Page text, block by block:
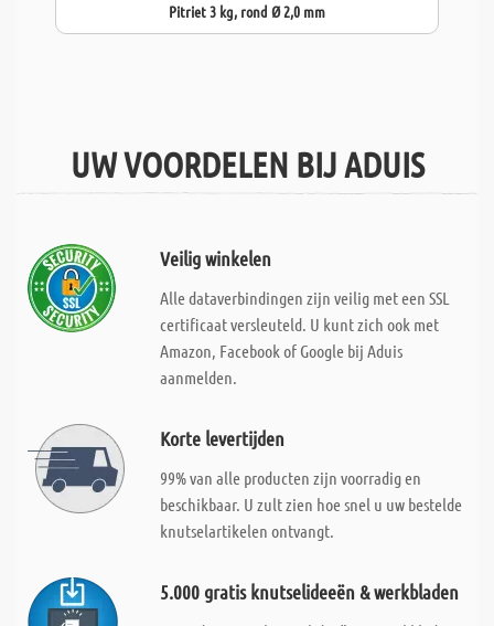
Pitriet 3 kg, rond Ø 2,0 mm
UW VOORDELEN BIJ ADUIS
Veilig winkelen
Alle dataverbindingen zijn veilig met een SSL
certificaat versleuteld. U kunt zich ook met
Amazon, Facebook of Google bij Aduis
aanmelden.
Korte levertijden
99% van alle producten zijn voorradig en
beschikbaar. U zult zien hoe snel u uw bestelde
knutselartikelen ontvangt.
5.000 gratis knutselideeën & werkbladen